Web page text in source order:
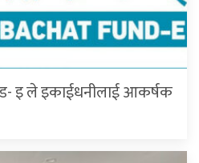
इ ले इकाईधनीलाई आकर्षक